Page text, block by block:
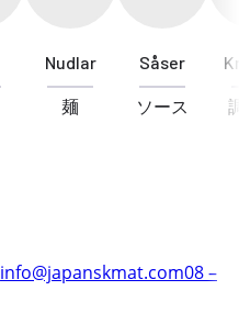
Nudlar
麺
Såser
ソース
info@japanskmat.com08 –